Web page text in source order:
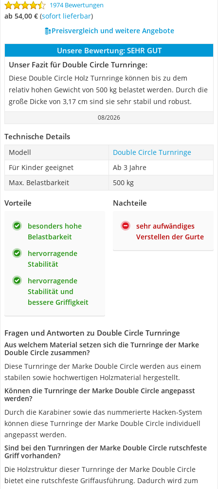
1974 Bewertungen
ab 54,00 € ( Sofort lieferbar)
Preisvergleich und weitere Angebote
Unsere Bewertung: SEHR GUT
Unser Fazit für Double Circle Turnringe:
Diese Double Circle Holz Turnringe können bis zu dem
relativ hohen Gewicht von 500 kg belastet werden. Durch die
große Dicke von 3,17 cm sind sie sehr stabil und robust.
08/2026
Technische Details
Modell
Double Circle Turnringe
Für Kinder geeignet
Ab 3 Jahre
Max. Belastbarkeit
500 kg
Vorteile
besonders hohe
Belastbarkeit
hervorragende
Stabilität
hervorragende
Stabilität und
bessere Griffigkeit
Nachteile
sehr aufwändiges
Verstellen der Gurte
Fragen und Antworten zu Double Circle Turnringe
Aus welchem Material setzen sich die Turnringe der Marke
Double Circle zusammen?
Diese Turnringe der Marke Double Circle werden aus einem
stabilen sowie hochwertigen Holzmaterial hergestellt.
Können die Turnringe der Marke Double Circle angepasst
werden?
Durch die Karabiner sowie das nummerierte Hacken-System
können diese Turnringe der Marke Double Circle individuell
angepasst werden.
Sind bei den Turnringen der Marke Double Circle rutschfeste
Griff vorhanden?
Die Holzstruktur dieser Turnringe der Marke Double Circle
bietet eine rutschfeste Griffausführung. Dadurch wird zum